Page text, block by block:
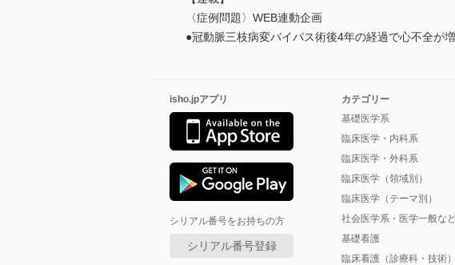
〈症例問題〉WEB連動企画
●冠動脈三枝病変バイパス術後4年の経過で心不全が
isho.jpアプリ
シリアル番号をお持ちの方
シリアル番号登録
カテゴリー
基礎医学系
臨床医学・内科系
臨床医学・外科系
臨床医学（領域別）
臨床医学（テーマ別）
社会医学系・医学一般な
基礎看護
臨床看護（診療科・技術）